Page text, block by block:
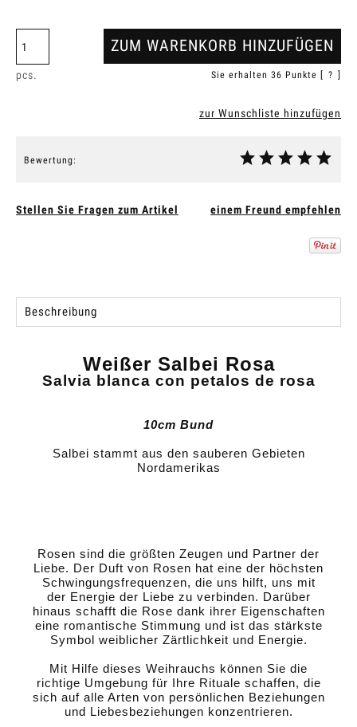
pcs.
ZUM WARENKORB HINZUFÜGEN
Sie erhalten 36 Punkte [ ? ]
zur Wunschliste hinzufügen
Bewertung:
Stellen Sie Fragen zum Artikel einem Freund empfehlen
Beschreibung
Weißer Salbei Rosa
Salvia blanca con petalos de rosa
10cm Bund
Salbei stammt aus den sauberen Gebieten
Nordamerikas
Rosen sind die größten Zeugen und Partner der
Liebe. Der Duft von Rosen hat eine der höchsten
Schwingungsfrequenzen, die uns hilft, uns mit
der Energie der Liebe zu verbinden. Darüber
hinaus schafft die Rose dank ihrer Eigenschaften
eine romantische Stimmung und ist das stärkste
Symbol weiblicher Zärtlichkeit und Energie.
Mit Hilfe dieses Weihrauchs können Sie die
richtige Umgebung für Ihre Rituale schaffen, die
sich auf alle Arten von persönlichen Beziehungen
und Liebesbeziehungen konzentrieren.